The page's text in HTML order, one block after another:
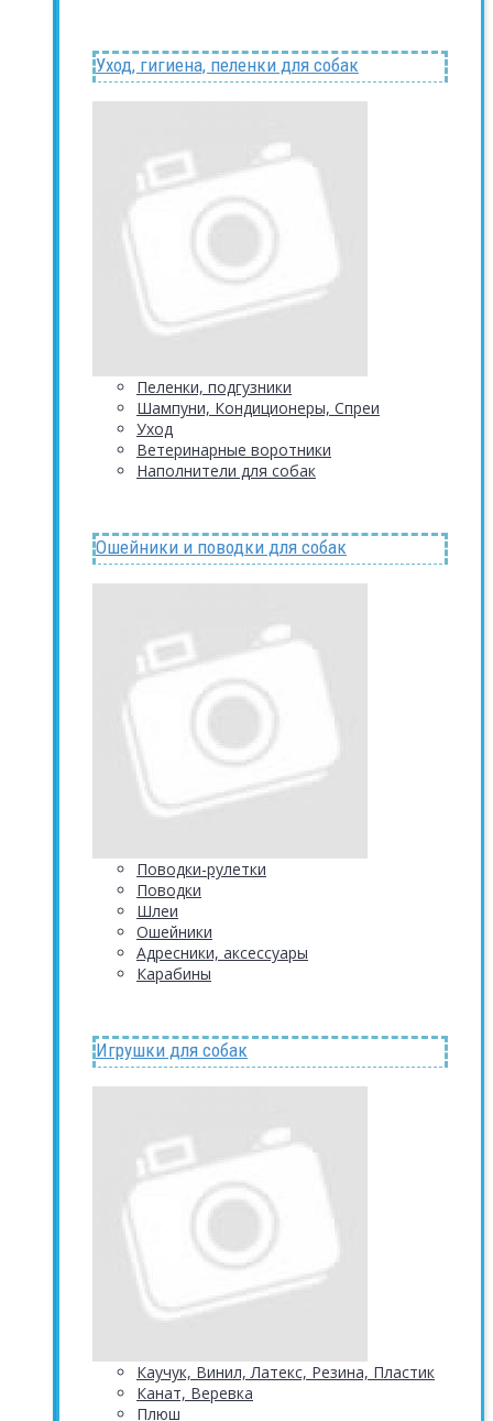
Уход, гигиена, пеленки для собак
Пеленки, подгузники
Шампуни, Кондиционеры, Спреи
Уход
Ветеринарные воротники
Наполнители для собак
Ошейники и поводки для собак
Поводки-рулетки
Поводки
Шлеи
Ошейники
Адресники, аксессуары
Карабины
Игрушки для собак
Каучук, Винил, Латекс, Резина, Пластик
Канат, Веревка
Плюш